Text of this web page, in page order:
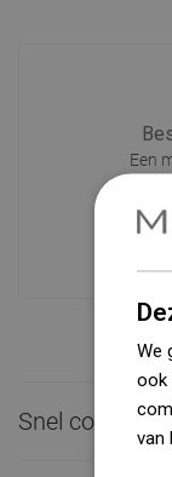
Een
dan
dan
Snel contact
We
ook
van